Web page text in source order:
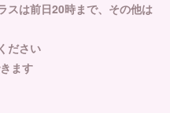
スは前日20時まで、その他は
ださい
ます